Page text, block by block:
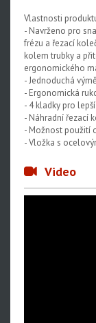
Vlastnosti
- Navrženo pro
frézu a řezací
kolem trubky a
ergonomického
- Jednoduchá
- Ergonomická
- 4 kladky pro
- Náhradní řezací
- Možnost použití
- Vložka s
Video